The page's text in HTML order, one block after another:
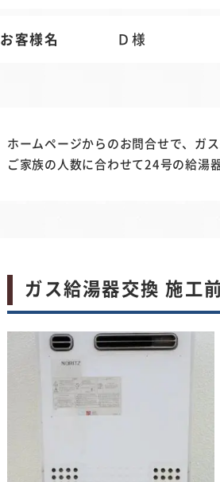
お客様名 Ｄ様
ホームページからのお問合せで、ガ
ご家族の人数に合わせて24号の給湯
ガス給湯器交換 施工